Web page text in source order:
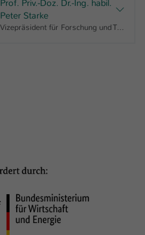
Prof. Priv.-Doz. Dr.-Ing. habil.
Peter Starke
Vizepräsident für Forschung und Transfer, Studiengangsleitung "Maschinenbau, Bachelor", Fachbereichsrat AING